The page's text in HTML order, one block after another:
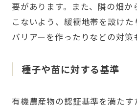
要があります。また、隣の畑か
こないよう、緩衝地帯を設けた
バリアーを作ったりなどの対策
種子や苗に対する基準
有機農産物の認証基準を満たす